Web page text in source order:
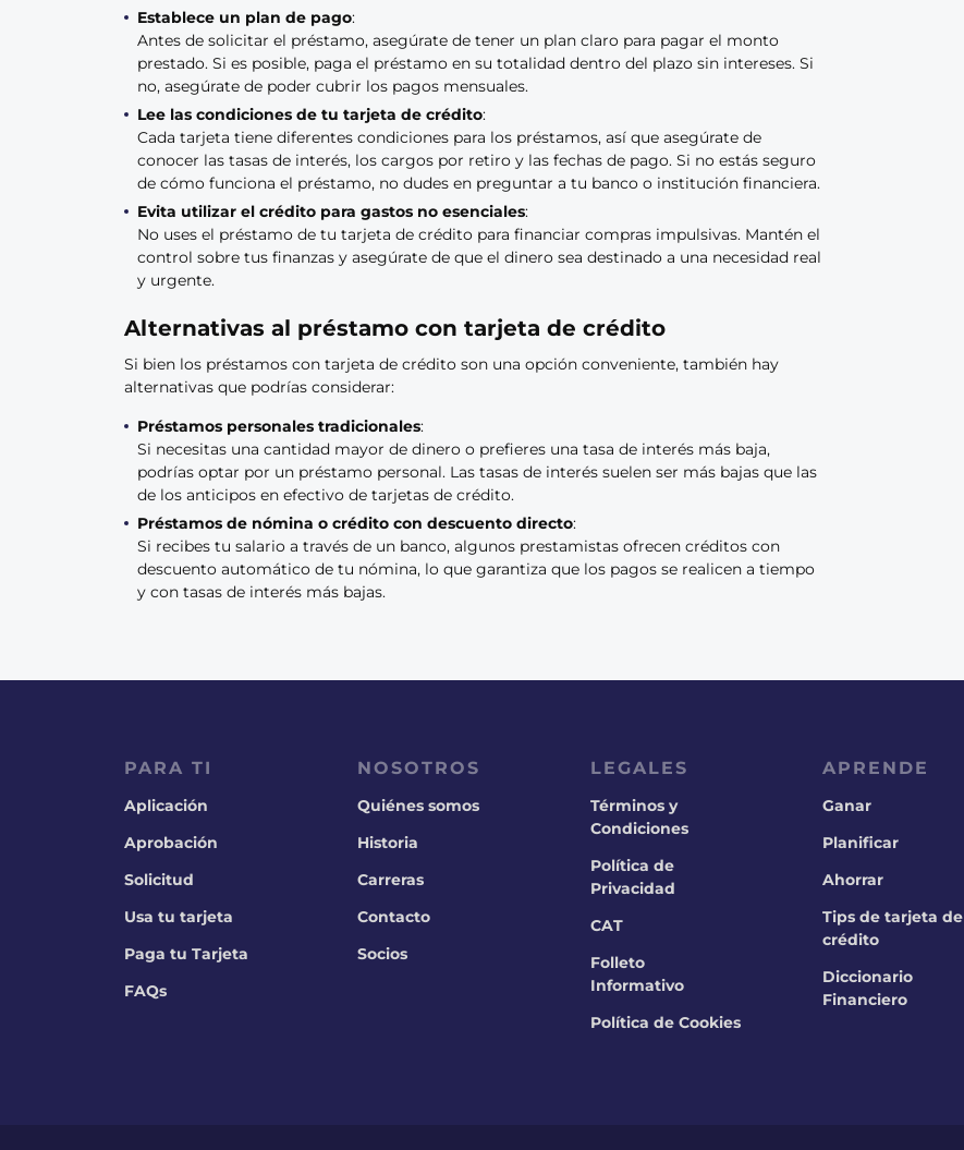
Establece un plan de pago:
Antes de solicitar el préstamo, asegúrate de tener un plan claro para pagar el monto
prestado. Si es posible, paga el préstamo en su totalidad dentro del plazo sin intereses. Si
no, asegúrate de poder cubrir los pagos mensuales.
Lee las condiciones de tu tarjeta de crédito:
Cada tarjeta tiene diferentes condiciones para los préstamos, así que asegúrate de
conocer las tasas de interés, los cargos por retiro y las fechas de pago. Si no estás seguro
de cómo funciona el préstamo, no dudes en preguntar a tu banco o institución financiera.
Evita utilizar el crédito para gastos no esenciales:
No uses el préstamo de tu tarjeta de crédito para financiar compras impulsivas. Mantén el
control sobre tus finanzas y asegúrate de que el dinero sea destinado a una necesidad real
y urgente.
Alternativas al préstamo con tarjeta de crédito
Si bien los préstamos con tarjeta de crédito son una opción conveniente, también hay
alternativas que podrías considerar:
Préstamos personales tradicionales:
Si necesitas una cantidad mayor de dinero o prefieres una tasa de interés más baja,
podrías optar por un préstamo personal. Las tasas de interés suelen ser más bajas que las
de los anticipos en efectivo de tarjetas de crédito.
Préstamos de nómina o crédito con descuento directo:
Si recibes tu salario a través de un banco, algunos prestamistas ofrecen créditos con
descuento automático de tu nómina, lo que garantiza que los pagos se realicen a tiempo
y con tasas de interés más bajas.
PARA TI
Aplicación
Aprobación
Solicitud
Usa tu tarjeta
Paga tu Tarjeta
FAQs
NOSOTROS
Quiénes somos
Historia
Carreras
Contacto
Socios
LEGALES
Términos y
Condiciones
Política de
Privacidad
CAT
Folleto
Informativo
Política de Cookies
APRENDE
Ganar
Planificar
Ahorrar
Tips de tarjeta de
crédito
Diccionario
Financiero